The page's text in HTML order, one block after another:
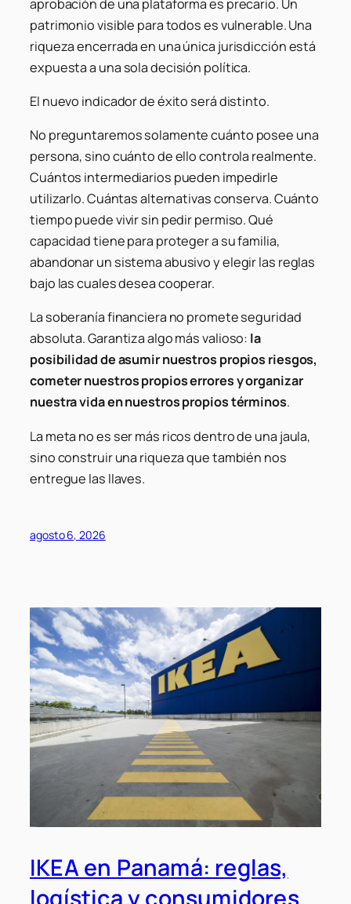
aprobación de una plataforma es precario. Un
patrimonio visible para todos es vulnerable. Una
riqueza encerrada en una única jurisdicción está
expuesta a una sola decisión política.
El nuevo indicador de éxito será distinto.
No preguntaremos solamente cuánto posee una
persona, sino cuánto de ello controla realmente.
Cuántos intermediarios pueden impedirle
utilizarlo. Cuántas alternativas conserva. Cuánto
tiempo puede vivir sin pedir permiso. Qué
capacidad tiene para proteger a su familia,
abandonar un sistema abusivo y elegir las reglas
bajo las cuales desea cooperar.
La soberanía financiera no promete seguridad
absoluta. Garantiza algo más valioso: la
posibilidad de asumir nuestros propios riesgos,
cometer nuestros propios errores y organizar
nuestra vida en nuestros propios términos.
La meta no es ser más ricos dentro de una jaula,
sino construir una riqueza que también nos
entregue las llaves.
agosto 6, 2026
IKEA en Panamá: reglas,